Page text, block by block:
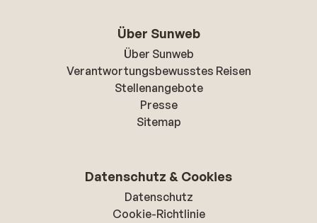
Über Sunweb
Über Sunweb
Verantwortungsbewusstes Reisen
Stellenangebote
Presse
Sitemap
Datenschutz & Cookies
Datenschutz
Cookie-Richtlinie